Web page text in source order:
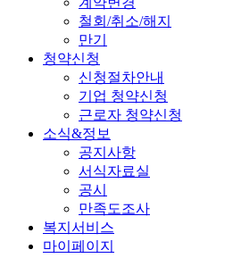
철회/취소/해지
만기
청약신청
신청절차안내
기업 청약신청
근로자 청약신청
소식&정보
공지사항
서식자료실
공시
만족도조사
복지서비스
마이페이지